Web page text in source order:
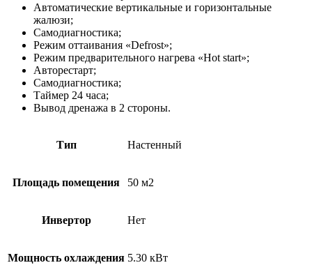
Автоматические вертикальные и горизонтальные
жалюзи;
Самодиагностика;
Режим оттаивания «Defrost»;
Режим предварительного нагрева «Hot start»;
Авторестарт;
Самодиагностика;
Таймер 24 часа;
Вывод дренажа в 2 стороны.
Тип Настенный
Площадь помещения 50 м2
Инвертор Нет
Мощность охлаждения 5.30 кВт